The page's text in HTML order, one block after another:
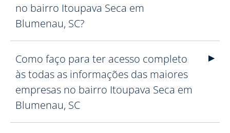
no bairro Itoupava Seca em
Blumenau, SC?
Como faço para ter acesso completo
às todas as informações das maiores
empresas no bairro Itoupava Seca em
Blumenau, SC